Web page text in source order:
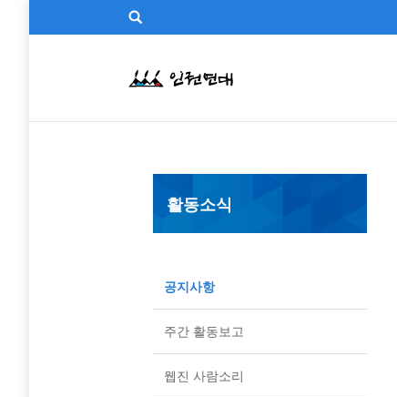
활동소식
공지사항
주간 활동보고
웹진 사람소리